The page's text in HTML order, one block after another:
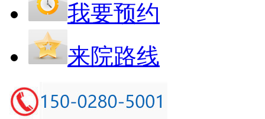
我要预约
来院路线